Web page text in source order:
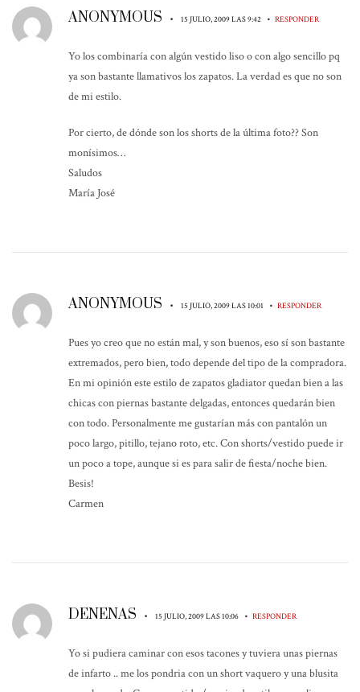
ANONYMOUS • 15 JULIO, 2009 LAS 9:42 • RESPONDER
Yo los combinaría con algún vestido liso o con algo sencillo pq
ya son bastante llamativos los zapatos. La verdad es que no son
de mi estilo.
Por cierto, de dónde son los shorts de la última foto?? Son
monísimos…
Saludos
María José
ANONYMOUS • 15 JULIO, 2009 LAS 10:01 • RESPONDER
Pues yo creo que no están mal, y son buenos, eso sí son bastante
extremados, pero bien, todo depende del tipo de la compradora.
En mi opinión este estilo de zapatos gladiator quedan bien a las
chicas con piernas bastante delgadas, entonces quedarán bien
con todo. Personalmente me gustarían más con pantalón un
poco largo, pitillo, tejano roto, etc. Con shorts/vestido puede ir
un poco a tope, aunque si es para salir de fiesta/noche bien.
Besis!
Carmen
DENENAS • 15 JULIO, 2009 LAS 10:06 • RESPONDER
Yo si pudiera caminar con esos tacones y tuviera unas piernas
de infarto .. me los pondria con un short vaquero y una blusita